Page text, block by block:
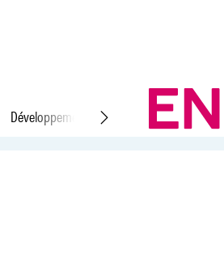
Développement durable Droit du travail